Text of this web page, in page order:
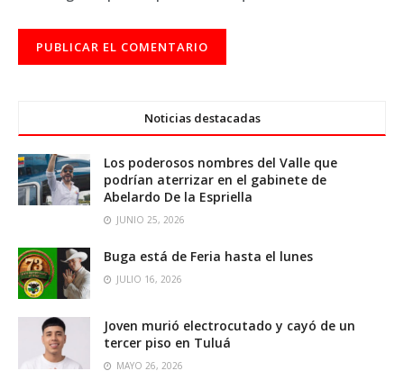
Noticias destacadas
Los poderosos nombres del Valle que
podrían aterrizar en el gabinete de
Abelardo De la Espriella
JUNIO 25, 2026
Buga está de Feria hasta el lunes
JULIO 16, 2026
Joven murió electrocutado y cayó de un
tercer piso en Tuluá
MAYO 26, 2026